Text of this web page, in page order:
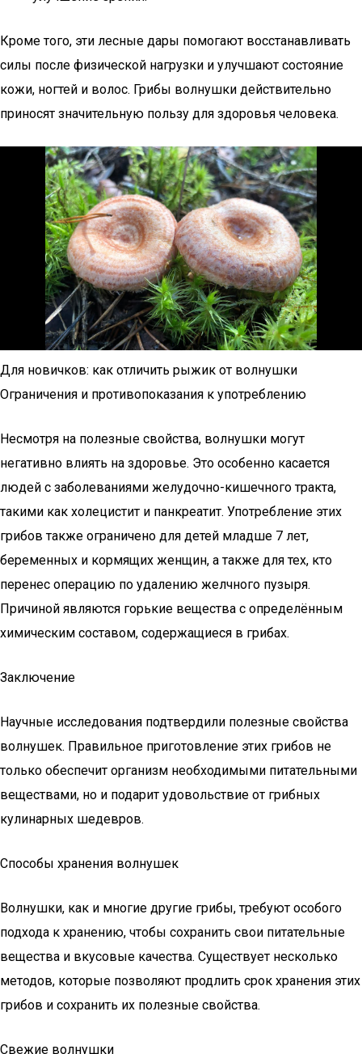
Кроме того, эти лесные дары помогают восстанавливать
силы после физической нагрузки и улучшают состояние
кожи, ногтей и волос. Грибы волнушки действительно
приносят значительную пользу для здоровья человека.
Для новичков: как отличить рыжик от волнушки
Ограничения и противопоказания к употреблению
Несмотря на полезные свойства, волнушки могут
негативно влиять на здоровье. Это особенно касается
людей с заболеваниями желудочно-кишечного тракта,
такими как холецистит и панкреатит. Употребление этих
грибов также ограничено для детей младше 7 лет,
беременных и кормящих женщин, а также для тех, кто
перенес операцию по удалению желчного пузыря.
Причиной являются горькие вещества с определённым
химическим составом, содержащиеся в грибах.
Заключение
Научные исследования подтвердили полезные свойства
волнушек. Правильное приготовление этих грибов не
только обеспечит организм необходимыми питательными
веществами, но и подарит удовольствие от грибных
кулинарных шедевров.
Способы хранения волнушек
Волнушки, как и многие другие грибы, требуют особого
подхода к хранению, чтобы сохранить свои питательные
вещества и вкусовые качества. Существует несколько
методов, которые позволяют продлить срок хранения этих
грибов и сохранить их полезные свойства.
Свежие волнушки